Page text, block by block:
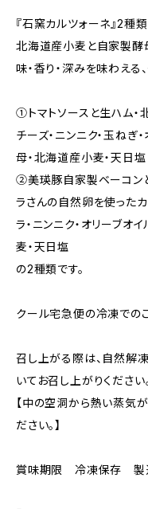
『石窯カルツォーネ』2種類
北海道産小麦と自家製酵
味・香り・深みを味わえる
①トマトソースと生ハム・
チーズ・ニンニク・玉ねぎ
母・北海道産小麦・天日塩
②美瑛豚自家製ベーコン
ラさんの自然卵を使った
ラ・ニンニク・オリーブオ
麦・天日塩
の2種類です。
クール宅急便の冷凍での
召し上がる際は、自然解
いてお召し上がりください
【中の空洞から熱い蒸気
ださい。】
賞味期限 冷凍保存 製